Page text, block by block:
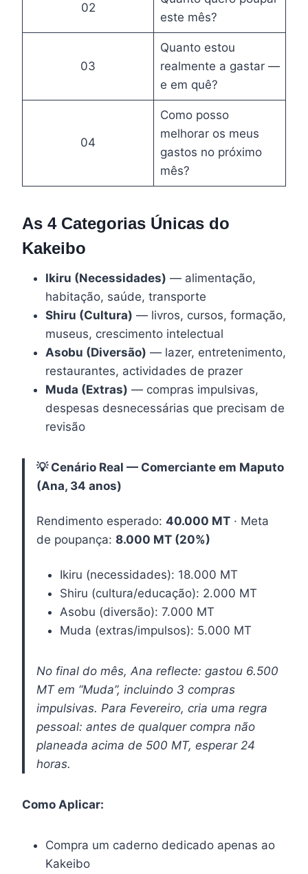
02
este mês?
03
Quanto estou
realmente a gastar —
e em quê?
04
Como posso
melhorar os meus
gastos no próximo
mês?
As 4 Categorias Únicas do
Kakeibo
Ikiru (Necessidades) — alimentação,
habitação, saúde, transporte
Shiru (Cultura) — livros, cursos, formação,
museus, crescimento intelectual
Asobu (Diversão) — lazer, entretenimento,
restaurantes, actividades de prazer
Muda (Extras) — compras impulsivas,
despesas desnecessárias que precisam de
revisão
💡 Cenário Real — Comerciante em Maputo
(Ana, 34 anos)
Rendimento esperado: 40.000 MT · Meta
de poupança: 8.000 MT (20%)
Ikiru (necessidades): 18.000 MT
Shiru (cultura/educação): 2.000 MT
Asobu (diversão): 7.000 MT
Muda (extras/impulsos): 5.000 MT
No final do mês, Ana reflecte: gastou 6.500
MT em “Muda”, incluindo 3 compras
impulsivas. Para Fevereiro, cria uma regra
pessoal: antes de qualquer compra não
planeada acima de 500 MT, esperar 24
horas.
Como Aplicar:
Compra um caderno dedicado apenas ao
Kakeibo